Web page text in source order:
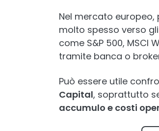
Nel mercato
molto spesso verso gli
come S&P 500, MSCI
tramite banca o
Può essere utile
Capital, soprattutto
accumulo e costi